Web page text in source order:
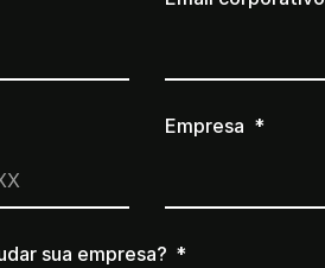
Empresa
sua empresa?